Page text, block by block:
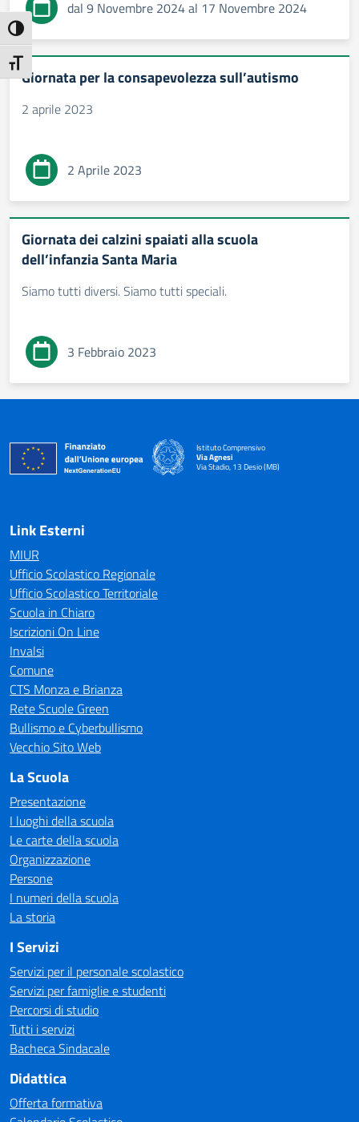
Attiva/disattiva alto contrasto
Attiva/disattiva dimensione testo
dal 9 Novembre 2024 al 17 Novembre 2024
Giornata per la consapevolezza sull’autismo
2 aprile 2023
2 Aprile 2023
Giornata dei calzini spaiati alla scuola
dell’infanzia Santa Maria
Siamo tutti diversi. Siamo tutti speciali.
3 Febbraio 2023
Istituto Comprensivo
Via Agnesi
Via Stadio, 13 Desio (MB)
— Visita la pagina iniziale della scuola
Link Esterni
MIUR
Ufficio Scolastico Regionale
Ufficio Scolastico Territoriale
Scuola in Chiaro
Iscrizioni On Line
Invalsi
Comune
CTS Monza e Brianza
Rete Scuole Green
Bullismo e Cyberbullismo
Vecchio Sito Web
La Scuola
Presentazione
I luoghi della scuola
Le carte della scuola
Organizzazione
Persone
I numeri della scuola
La storia
I Servizi
Servizi per il personale scolastico
Servizi per famiglie e studenti
Percorsi di studio
Tutti i servizi
Bacheca Sindacale
Didattica
Offerta formativa